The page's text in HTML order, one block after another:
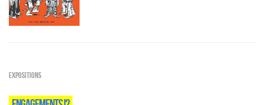
EXPOSITIONS